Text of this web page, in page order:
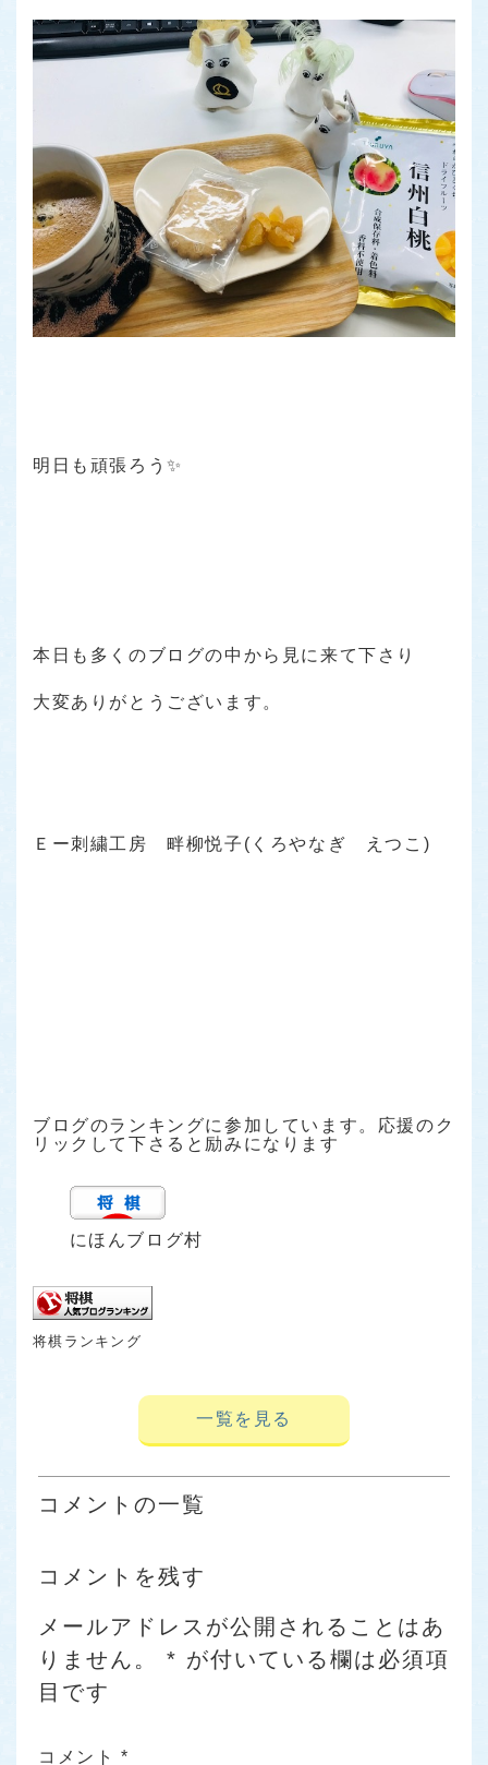
明日も頑張ろう✨
本日も多くのブログの中から見に来て下さり
大変ありがとうございます。
Ｅー刺繍工房 畔柳悦子(くろやなぎ えつこ)
ブログのランキングに参加しています。応援のク
リックして下さると励みになります
にほんブログ村
将棋ランキング
一覧を見る
コメントの一覧
コメントを残す
メールアドレスが公開されることはあ
りません。
* が付いている欄は必須項
目です
コメント *